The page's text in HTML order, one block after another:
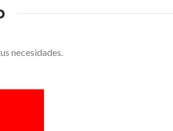
necesidades.